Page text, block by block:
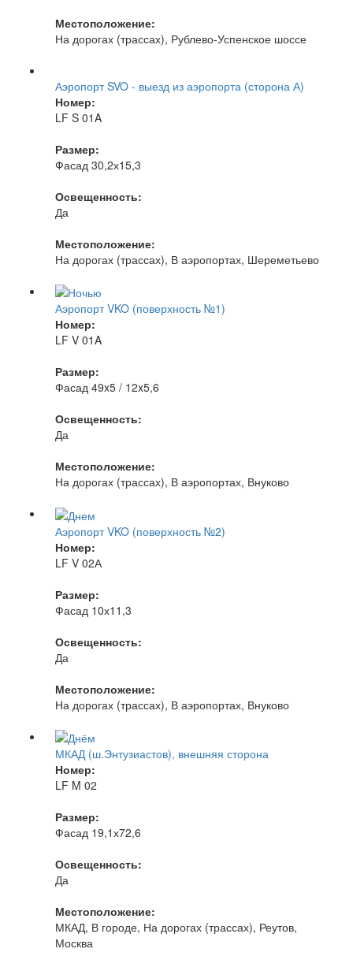
Местоположение:
На дорогах (трассах), Рублево-Успенское шоссе
Аэропорт SVO - выезд из аэропорта (сторона А)
Номер:
LF S 01A
Размер:
Фасад 30,2х15,3
Освещенность:
Да
Местоположение:
На дорогах (трассах), В аэропортах, Шереметьево
Аэропорт VKO (поверхность №1)
Номер:
LF V 01A
Размер:
Фасад 49x5 / 12x5,6
Освещенность:
Да
Местоположение:
На дорогах (трассах), В аэропортах, Внуково
Аэропорт VKO (поверхность №2)
Номер:
LF V 02А
Размер:
Фасад 10х11,3
Освещенность:
Да
Местоположение:
На дорогах (трассах), В аэропортах, Внуково
МКАД (ш.Энтузиастов), внешняя сторона
Номер:
LF M 02
Размер:
Фасад 19,1х72,6
Освещенность:
Да
Местоположение:
МКАД, В городе, На дорогах (трассах), Реутов,
Москва